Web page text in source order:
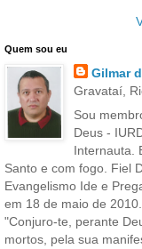
Quem sou eu
Gilmar
Gravataí,
Sou
Deus -
Internauta.
Santo e com fogo. Fiel
Evangelismo Ide e
em 18 de maio de
"Conjuro-te, perante
mortos, pela sua